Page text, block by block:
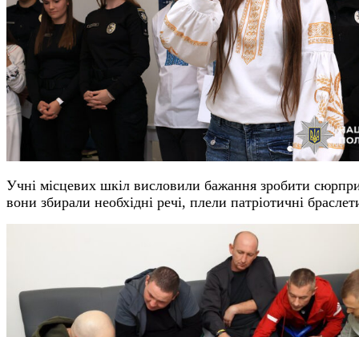
Учні місцевих шкіл висловили бажання зробити
вони збирали необхідні речі, плели патріотичні